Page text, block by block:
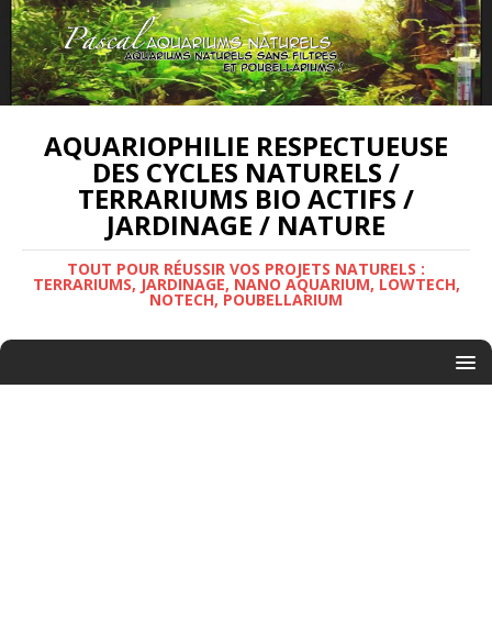
AQUARIOPHILIE RESPECTUEUSE
DES CYCLES NATURELS /
TERRARIUMS BIO ACTIFS /
JARDINAGE / NATURE
TOUT POUR RÉUSSIR VOS PROJETS NATURELS :
TERRARIUMS, JARDINAGE, NANO AQUARIUM, LOWTECH,
NOTECH, POUBELLARIUM